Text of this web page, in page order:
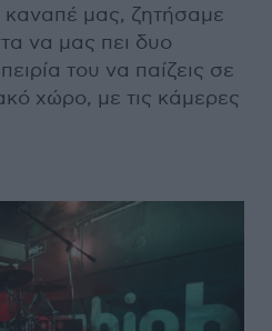
μας, ζητήσαμε
να μας πει δυο
του να παίζεις σε
χώρο, με τις κάμερες